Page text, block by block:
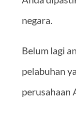
negara.
Belum lagi
pelabuhan
perusahaan